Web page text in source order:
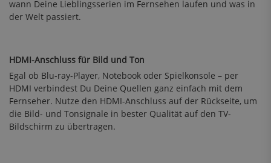
wann Deine Lieblingsserien im Fernsehen laufen und was in
der Welt passiert.
HDMI-Anschluss für Bild und Ton
Egal ob Blu-ray-Player, Notebook oder Spielkonsole – per
HDMI verbindest Du Deine Quellen ganz einfach mit dem
Fernseher. Nutze den HDMI-Anschluss auf der Rückseite, um
die Bild- und Tonsignale in bester Qualität auf den TV-
Bildschirm zu übertragen.